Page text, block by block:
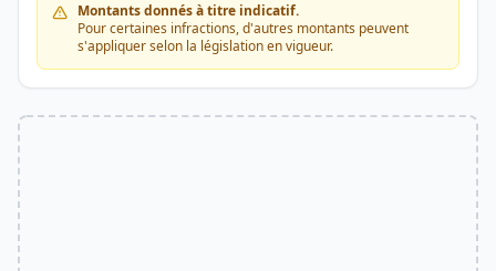
Montants donnés à titre indicatif.
Pour certaines infractions, d'autres montants peuvent
s'appliquer selon la législation en vigueur.